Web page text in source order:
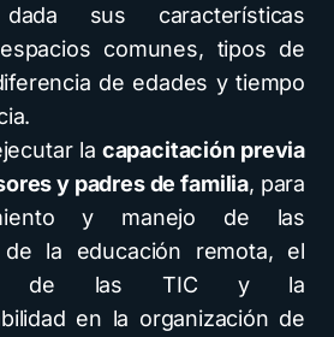
dada sus características
comunes, tipos de
de edades y tiempo
la capacitación previa
y padres de familia, para
y manejo de las
de la educación remota, el
de las TIC y la
en la organización de